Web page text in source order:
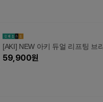
[AKI] NEW 아키 듀얼 리프팅 브
59,900원